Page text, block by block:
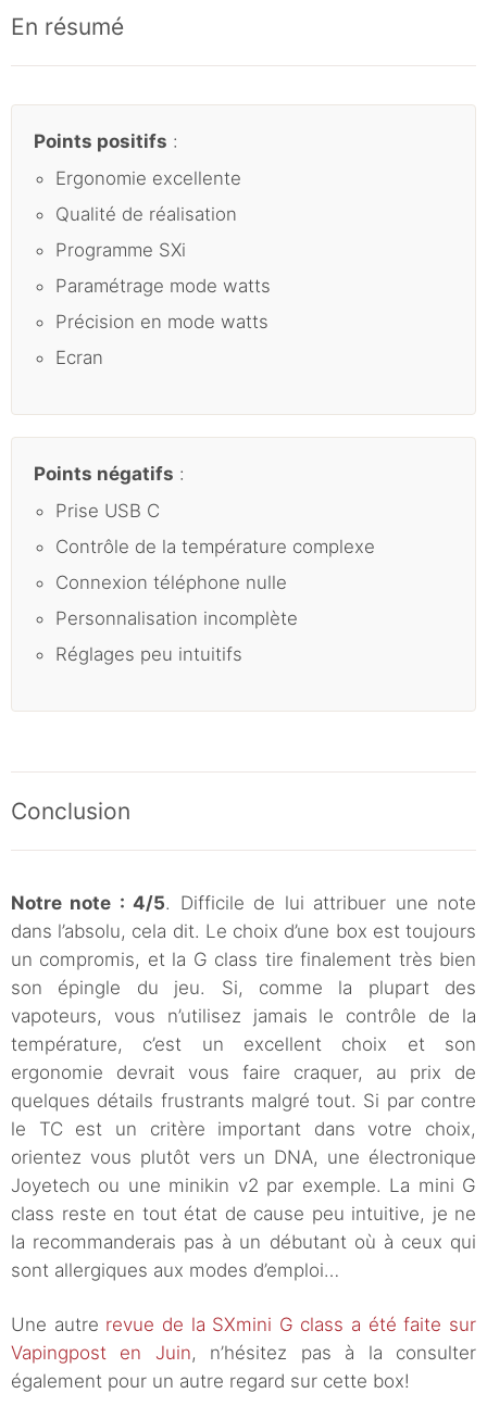
En résumé
Points positifs :
Ergonomie excellente
Qualité de réalisation
Programme SXi
Paramétrage mode watts
Précision en mode watts
Ecran
Points négatifs :
Prise USB C
Contrôle de la température complexe
Connexion téléphone nulle
Personnalisation incomplète
Réglages peu intuitifs
Conclusion
Notre note : 4/5. Difficile de lui attribuer une note
dans l’absolu, cela dit. Le choix d’une box est toujours
un compromis, et la G class tire finalement très bien
son épingle du jeu. Si, comme la plupart des
vapoteurs, vous n’utilisez jamais le contrôle de la
température, c’est un excellent choix et son
ergonomie devrait vous faire craquer, au prix de
quelques détails frustrants malgré tout. Si par contre
le TC est un critère important dans votre choix,
orientez vous plutôt vers un DNA, une électronique
Joyetech ou une minikin v2 par exemple. La mini G
class reste en tout état de cause peu intuitive, je ne
la recommanderais pas à un débutant où à ceux qui
sont allergiques aux modes d’emploi…
Une autre revue de la SXmini G class a été faite sur
Vapingpost en Juin, n’hésitez pas à la consulter
également pour un autre regard sur cette box!